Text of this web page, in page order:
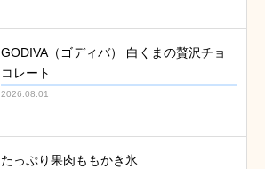
GODIVA（ゴディバ） 白くまの贅沢チョ
コレート
2026.08.01
たっぷり果肉ももかき氷